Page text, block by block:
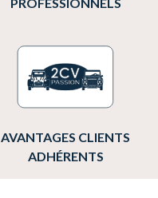
AVANTAGES CLIENTS
ADHÉRENTS